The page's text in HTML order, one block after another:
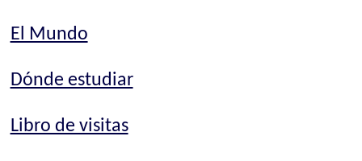
El Mundo
Dónde estudiar
Libro de visitas